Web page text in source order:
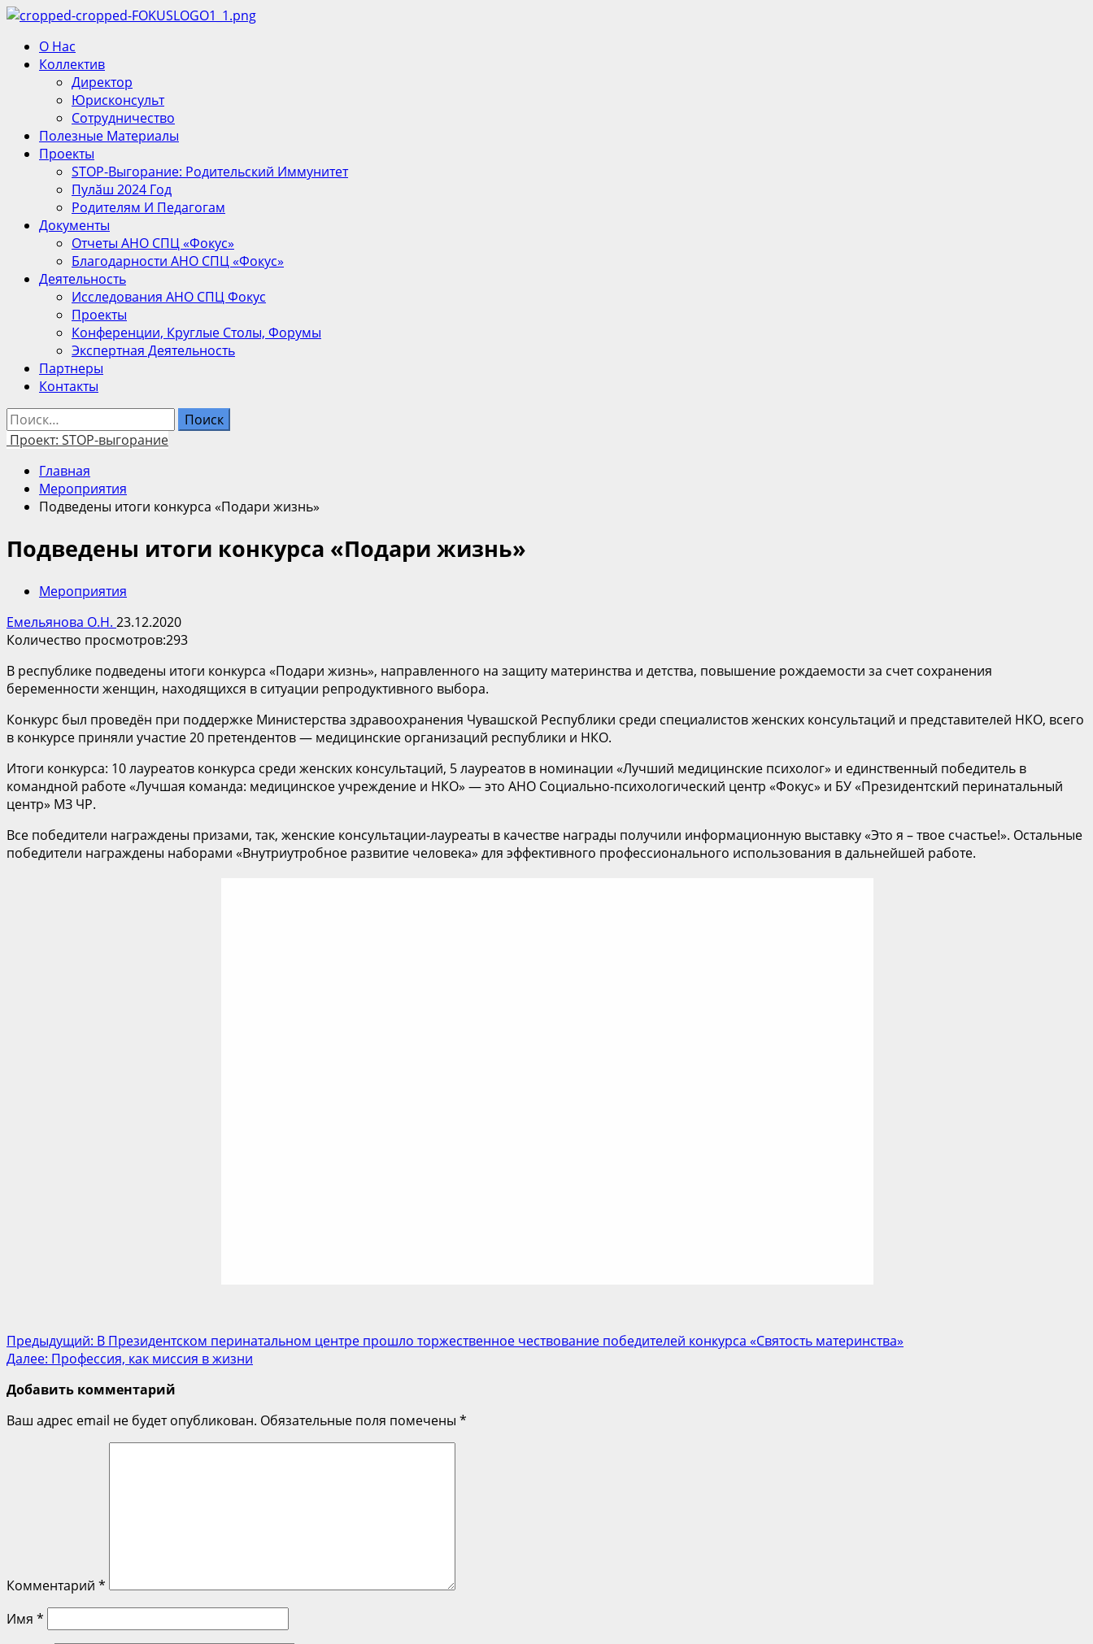
Перейти
содержимому
Основное
меню
О Нас
Коллектив
Директор
Юрисконсульт
Сотрудничество
Полезные Материалы
Проекты
STOP-Выгорание: Родительский Иммунитет
Пулӑш 2024 Год
Родителям И Педагогам
Документы
Отчеты АНО СПЦ «Фокус»
Благодарности АНО СПЦ «Фокус»
Деятельность
Исследования АНО СПЦ Фокус
Проекты
Конференции, Круглые Столы, Форумы
Экспертная Деятельность
Партнеры
Контакты
Найти:
Проект: STOP-выгорание
Главная
Мероприятия
Подведены итоги конкурса «Подари жизнь»
Подведены итоги конкурса «Подари жизнь»
Мероприятия
Емельянова О.Н. 23.12.2020
Количество просмотров:293
В республике подведены итоги конкурса «Подари жизнь», направленного на защиту материнства и детства, повышение рождаемости за счет сохранения
беременности женщин, находящихся в ситуации репродуктивного выбора.
Конкурс был проведён при поддержке Министерства здравоохранения Чувашской Республики среди специалистов женских консультаций и представителей НКО, всего
в конкурсе приняли участие 20 претендентов — медицинские организаций республики и НКО.
Итоги конкурса: 10 лауреатов конкурса среди женских консультаций, 5 лауреатов в номинации «Лучший медицинские психолог» и единственный победитель в
командной работе «Лучшая команда: медицинское учреждение и НКО» — это АНО Социально-психологический центр «Фокус» и БУ «Президентский перинатальный
центр» МЗ ЧР.
Все победители награждены призами, так, женские консультации-лауреаты в качестве награды получили информационную выставку «Это я – твое счастье!». Остальные
победители награждены наборами «Внутриутробное развитие человека» для эффективного профессионального использования в дальнейшей работе.
Post
navigation
Предыдущий: В Президентском перинатальном центре прошло торжественное чествование победителей конкурса «Святость материнства»
Далее: Профессия, как миссия в жизни
Добавить комментарий
Ваш адрес email не будет опубликован. Обязательные поля помечены *
Комментарий *
Имя *